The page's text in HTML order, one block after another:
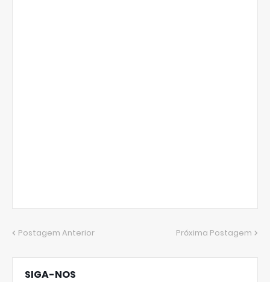
Postagem Anterior Próxima Postagem
SIGA-NOS